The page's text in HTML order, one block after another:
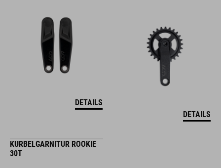
DETAILS
DETAILS
KURBELGARNITUR ROOKIE
30T